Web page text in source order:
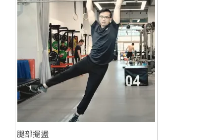
腿部擺盪